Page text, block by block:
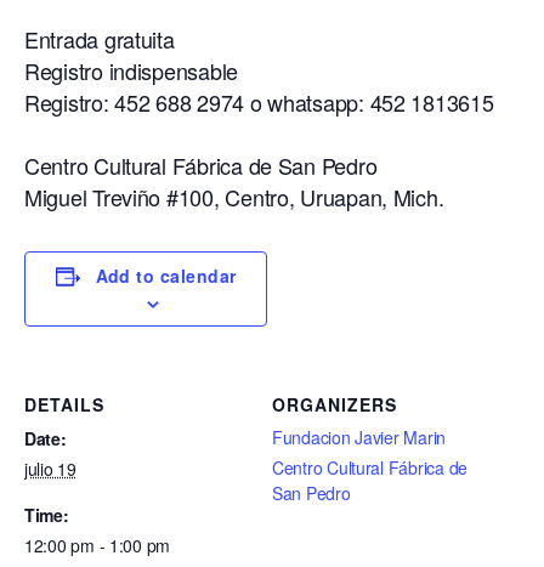
Entrada gratuita
Registro indispensable
Registro: 452 688 2974 o whatsapp: 452 1813615
Centro Cultural Fábrica de San Pedro
Miguel Treviño #100, Centro, Uruapan, Mich.
Add to calendar
DETAILS
Date:
julio 19
Time:
12:00 pm - 1:00 pm
ORGANIZERS
Fundacion Javier Marin
Centro Cultural Fábrica de
San Pedro